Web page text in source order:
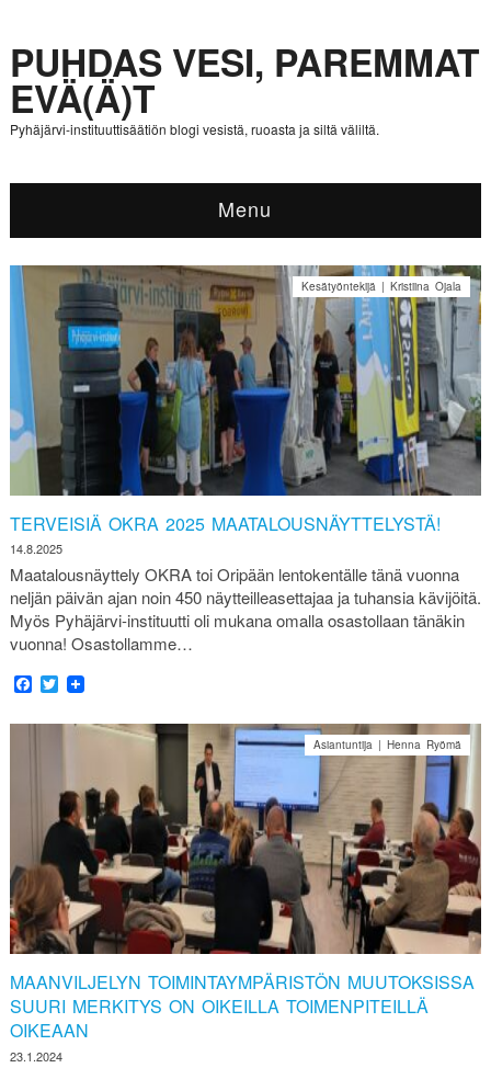
PUHDAS VESI, PAREMMAT
EVÄ(Ä)T
Pyhäjärvi-instituuttisäätiön blogi vesistä, ruoasta ja siltä väliltä.
Menu
TERVEISIÄ OKRA 2025 MAATALOUSNÄYTTELYSTÄ!
14.8.2025
Kesätyöntekijä | Kristiina Ojala
Maatalousnäyttely OKRA toi Oripään lentokentälle tänä vuonna
neljän päivän ajan noin 450 näytteilleasettajaa ja tuhansia kävijöitä.
Myös Pyhäjärvi-instituutti oli mukana omalla osastollaan tänäkin
vuonna! Osastollamme…
Facebook
Twitter
MAANVILJELYN TOIMINTAYMPÄRISTÖN MUUTOKSISSA
SUURI MERKITYS ON OIKEILLA TOIMENPITEILLÄ
OIKEAAN
23.1.2024
Asiantuntija | Henna Ryömä